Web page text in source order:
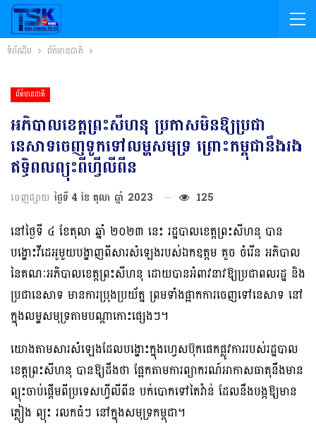
ទំព័រដើម ព័ត៌មានជាតិ
ព័ត៌មានជាតិ
អភិបាលខេត្តព្រះសីហនុ ប្រកាសមិនឱ្យប្រជា
នេសាទចេញទូកទៅលម្ហសមុទ្រ ព្រោះកម្ពុជានឹងរង
ឥទ្ធិពលព្យុះពីហ្វីលីពីន
ចេញផ្សាយ ថ្ងៃទី 4 ខែ តុលា ឆ្នាំ 2023 125
នៅថ្ងៃទី ៤ ខែតុលា ឆ្នាំ ២០២៣ នេះ រដ្ឋបាលខេត្តព្រះសីហនុ បាន
បង្ហោះវីដេអូមួយបង្ហាញពីសារសំឡេងរបស់ឯកឧត្ដម គួច ចំរើន អភិបាល
នៃគណៈអភិបាលខេត្តព្រះសីហនុ ដោយបានអំពាវនាវឱ្យប្រជាពលរដ្ឋ និង
ប្រជានេសាទ មានការប្រុងប្រយ័ត្ន ព្រមទាំងផ្អាកការចេញទៅនេសាទ នៅ
ក្នុងលម្ហសមុទ្រតាមបណ្ដាកោះផ្សេងៗ។
យោងតាមសារសំឡេងដែលបង្ហោះក្នុងហ្វេសប៊ុកផេកផ្លូវការរបស់រដ្ឋបាល
ខេត្តព្រះសីហនុ បានឱ្យដឹងថា ផ្អែកតាមការព្យាករណ៍អាកាសធាតុនឹងមាន
ព្យុះចាប់ផ្ដើមពីប្រទេសហ្វីលីពីន បក់បោកទៅតៃវ៉ាន់ ដែលនឹងបង្កឱ្យមាន
ភ្លៀង ព្យុះ រលកធំៗ នៅក្នុងសមុទ្រកម្ពុជា។